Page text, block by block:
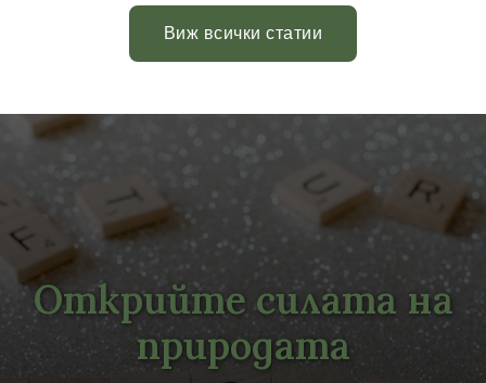
Виж всички статии
Открийте силата на
природата